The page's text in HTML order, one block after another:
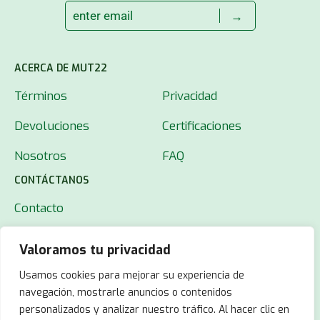
Valoramos tu privacidad
Usamos cookies para mejorar su experiencia de
navegación, mostrarle anuncios o contenidos
personalizados y analizar nuestro tráfico. Al hacer clic en
→
ACERCA DE MUT22
Términos
Privacidad
Devoluciones
Certificaciones
Nosotros
FAQ
CONTÁCTANOS
Contacto